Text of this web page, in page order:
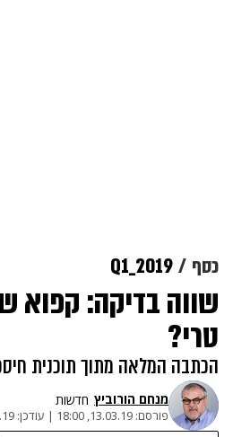
כסף Q1_2019
שווה בדיקה: קפוא
טרי?
הכתבה המלאה מתוך תוכנית
מנחם הורוביץ חדשות
פורסם: 13.03.19, 18:00
| עודכן: